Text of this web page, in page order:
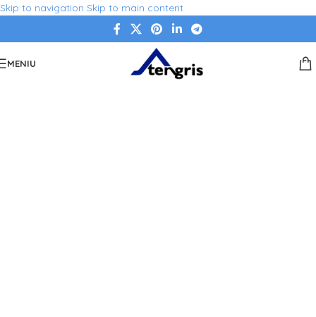
Skip to navigation Skip to main content
MENIU